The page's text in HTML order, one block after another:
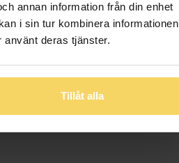
annan information från din enhet
i sin tur kombinera informationen
använt deras tjänster.
Tillåt alla